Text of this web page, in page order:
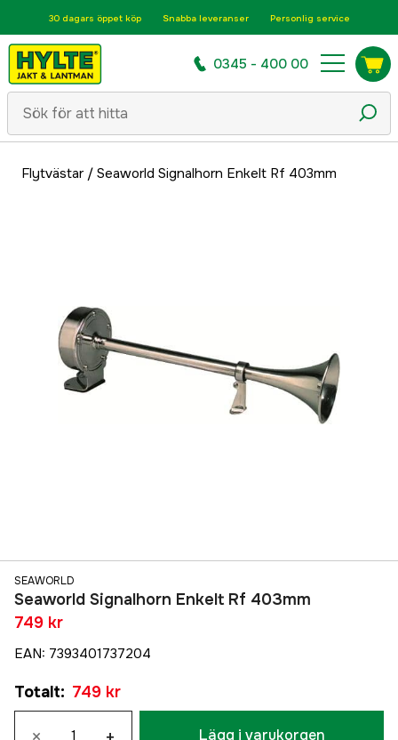
30 dagars öppet köp Snabba leveranser Personlig service
0345 - 400 00
Flytvästar/ Seaworld Signalhorn Enkelt Rf 403mm
SEAWORLD
Seaworld Signalhorn Enkelt Rf 403mm
749 kr
EAN: 7393401737204
Totalt: 749 kr
Lägg i varukorgen